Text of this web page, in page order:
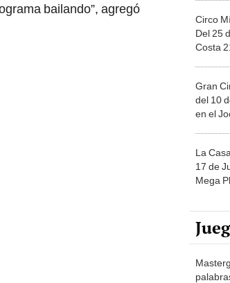
bailando”, agregó
Circo
Del 25
Costa
Gran
del 10
en el
La
17 de
Mega